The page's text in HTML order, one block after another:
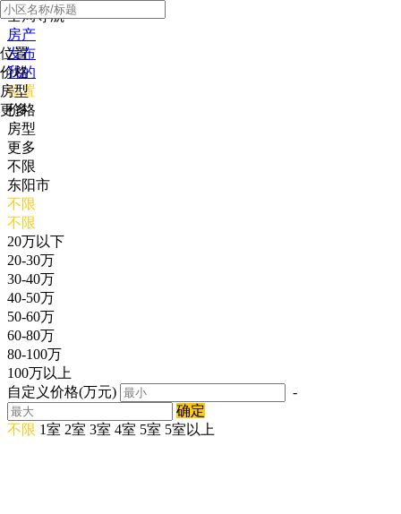
全局导航
房产
发布
我的
位置
价格
房型
更多
位置
价格
房型
更多
不限
东阳市
不限
不限
20万以下
20-30万
30-40万
40-50万
50-60万
60-80万
80-100万
100万以上
自定义价格(万元)
-
确定
不限 1室 2室 3室 4室 5室 5室以上